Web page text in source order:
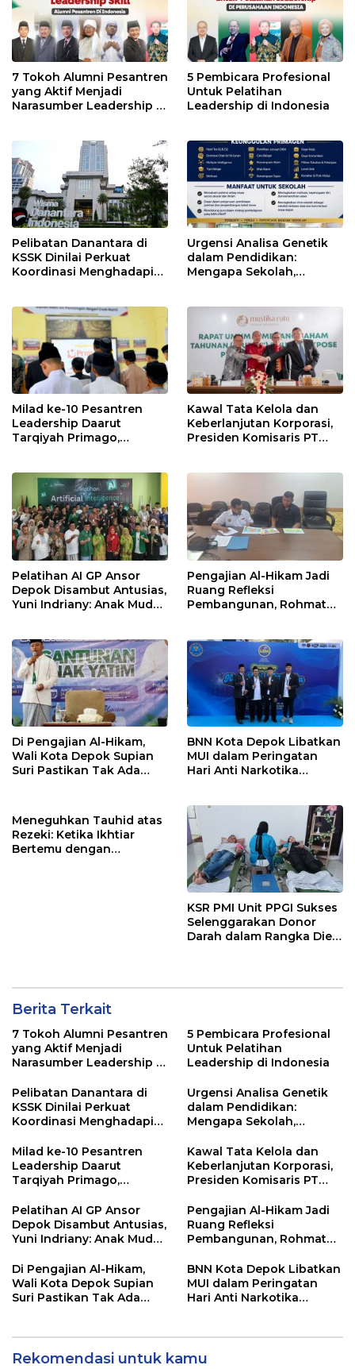
7 Tokoh Alumni Pesantren
yang Aktif Menjadi
Narasumber Leadership di
5 Pembicara Profesional
Untuk Pelatihan
Leadership di Indonesia
Pelibatan Danantara di
KSSK Dinilai Perkuat
Koordinasi Menghadapi
Urgensi Analisa Genetik
dalam Pendidikan:
Mengapa Sekolah,
Menggunakan
PRIMAGEN.id
Milad ke-10 Pesantren
Leadership Daarut
Tarqiyah Primago,
Manfaat Tanpa Batas
Kawal Tata Kelola dan
Keberlanjutan Korporasi,
Presiden Komisaris PT
Pelatihan AI GP Ansor
Depok Disambut Antusias,
Yuni Indriany: Anak Muda
Pengajian Al-Hikam Jadi
Ruang Refleksi
Pembangunan, Rohmat
Di Pengajian Al-Hikam,
Wali Kota Depok Supian
Suri Pastikan Tak Ada
BNN Kota Depok Libatkan
MUI dalam Peringatan
Hari Anti Narkotika
Pencegahan Dimulai dari
Keluarga
Meneguhkan Tauhid atas
Rezeki: Ketika Ikhtiar
Bertemu dengan
KSR PMI Unit PPGI Sukses
Selenggarakan Donor
Darah dalam Rangka Dies
Berita Terkait
7 Tokoh Alumni Pesantren
yang Aktif Menjadi
Narasumber Leadership di
5 Pembicara Profesional
Untuk Pelatihan
Leadership di Indonesia
Pelibatan Danantara di
KSSK Dinilai Perkuat
Koordinasi Menghadapi
Urgensi Analisa Genetik
dalam Pendidikan:
Mengapa Sekolah,
Tinggi Perlu
Menggunakan
PRIMAGEN.id
Milad ke-10 Pesantren
Leadership Daarut
Tarqiyah Primago,
Ingatkan Spirit Tebar
Manfaat Tanpa Batas
Kawal Tata Kelola dan
Keberlanjutan Korporasi,
Presiden Komisaris PT
Langkah Menuju Pasar
Global
Pelatihan AI GP Ansor
Depok Disambut Antusias,
Yuni Indriany: Anak Muda
Teknologi
Pengajian Al-Hikam Jadi
Ruang Refleksi
Pembangunan, Rohmat
Secara Utuh
Di Pengajian Al-Hikam,
Wali Kota Depok Supian
Suri Pastikan Tak Ada
BNN Kota Depok Libatkan
MUI dalam Peringatan
Hari Anti Narkotika
Pencegahan Dimulai dari
Keluarga
Rekomendasi untuk kamu